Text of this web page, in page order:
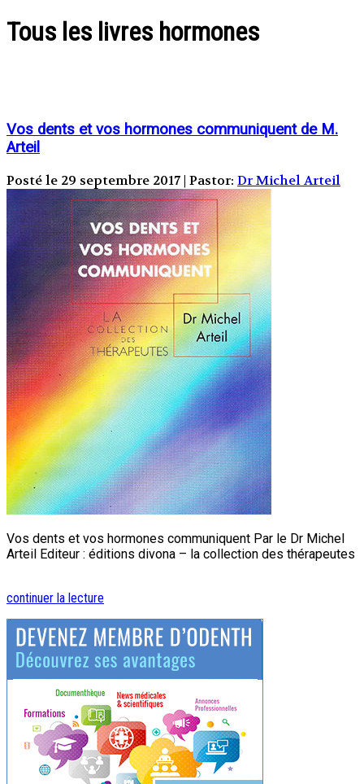
Tous les livres hormones
Vos dents et vos hormones communiquent de M.
Arteil
Posté le 29 septembre 2017 | Pastor: Dr Michel Arteil
Vos dents et vos hormones communiquent Par le Dr Michel
Arteil Editeur : éditions divona – la collection des thérapeutes
continuer la lecture